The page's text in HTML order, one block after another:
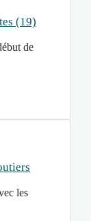
(19)
de
les